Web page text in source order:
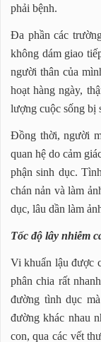
phải bệnh.
Đa phần các
không dám giao
người thân của
hoạt hàng ngày,
lượng cuộc sống bị
Đồng thời, người
quan hệ do cảm
phận sinh dục.
chán nản và làm
dục, lâu dần làm
Tốc độ lây nhiễm
Vi khuẩn lậu được
phân chia rất
đường tình dục
đường khác nhau
con, qua các vết